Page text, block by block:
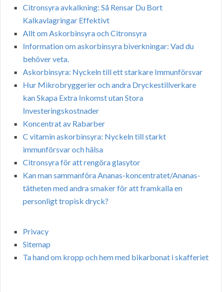
Citronsyra avkalkning: Så Rensar Du Bort
Kalkavlagringar Effektivt
Allt om Askorbinsyra och Citronsyra
Information om askorbinsyra biverkningar: Vad du
behöver veta.
Askorbinsyra: Nyckeln till ett starkare Immunförsvar
Hur Mikrobryggerier och andra Dryckestillverkare
kan Skapa Extra Inkomst utan Stora
Investeringskostnader
Koncentrat av Rabarber
C vitamin askorbinsyra: Nyckeln till starkt
immunförsvar och hälsa
Citronsyra för att rengöra glasytor
Kan man sammanföra Ananas-koncentratet/Ananas-
tätheten med andra smaker för att framkalla en
personligt tropisk dryck?
Privacy
Sitemap
Ta hand om kropp och hem med bikarbonat i skafferiet